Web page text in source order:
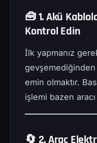
🧰 1. Akü
Kontrol Edin
İlk yapmanız
emin olmaktır.
işlemi bazen
🔄 2. Araç